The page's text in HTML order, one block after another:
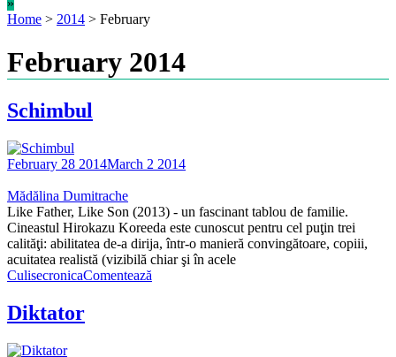
»
Home > 2014 > February
February 2014
Schimbul
February 28 2014March 2 2014
Mădălina Dumitrache
Like Father, Like Son (2013) - un fascinant tablou de familie.
Cineastul Hirokazu Koreeda este cunoscut pentru cel puţin trei
calităţi: abilitatea de-a dirija, într-o manieră convingătoare, copiii,
acuitatea realistă (vizibilă chiar şi în acele
CulisecronicaComentează
Diktator